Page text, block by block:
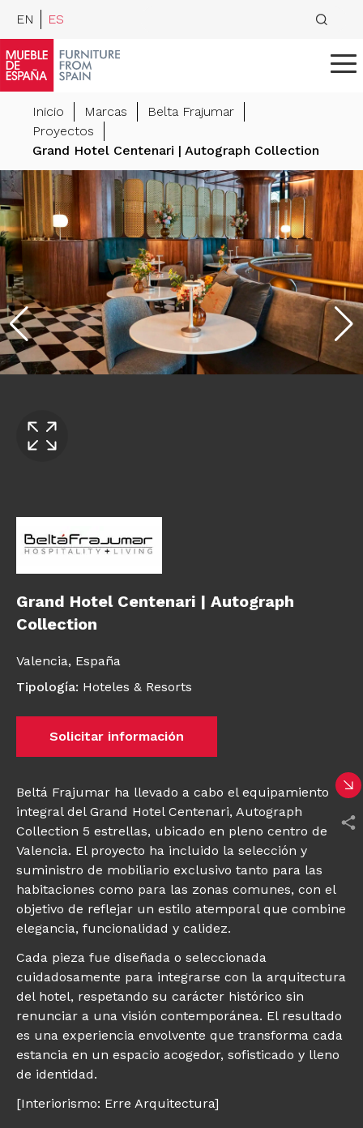
EN ES
Inicio Marcas
Belta Frajumar
Proyectos
Grand Hotel Centenari | Autograph Collection
Grand Hotel Centenari | Autograph
Collection
Valencia, España
Tipología: Hoteles & Resorts
Solicitar información
Beltá Frajumar ha llevado a cabo el equipamiento
integral del Grand Hotel Centenari, Autograph
Collection 5 estrellas, ubicado en pleno centro de
Valencia. El proyecto ha incluido la selección y
suministro de mobiliario exclusivo tanto para las
habitaciones como para las zonas comunes, con el
objetivo de reflejar un estilo atemporal que combine
elegancia, funcionalidad y calidez.
Cada pieza fue diseñada o seleccionada
cuidadosamente para integrarse con la arquitectura
del hotel, respetando su carácter histórico sin
renunciar a una visión contemporánea. El resultado
es una experiencia envolvente que transforma cada
estancia en un espacio acogedor, sofisticado y lleno
de identidad.
[Interiorismo: Erre Arquitectura]